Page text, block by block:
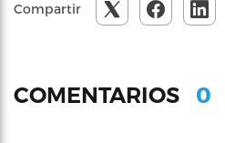
Compartir
COMENTARIOS 0